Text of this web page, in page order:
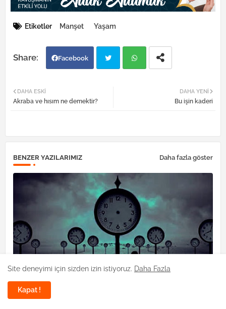
Etiketler Manşet Yaşam
Facebook
DAHA YENI
Bu işin kaderi
DAHA ESKI
Akraba ve hısım ne demektir?
BENZER YAZILARIMIZ Daha fazla göster
Site deneyimi için sizden izin istiyoruz. Daha Fazla
Kapat !